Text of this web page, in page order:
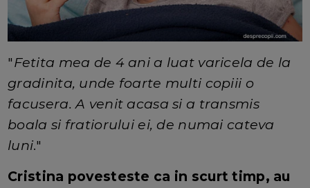
"Fetita mea de 4 ani a luat varicela de la
gradinita, unde foarte multi copiii o
facusera. A venit acasa si a transmis
boala si fratiorului ei, de numai cateva
luni."
Cristina povesteste ca in scurt timp, au